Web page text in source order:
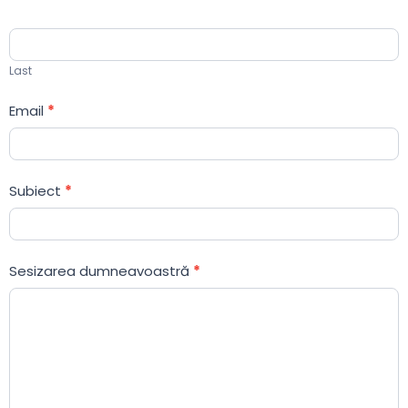
Last
Email *
Subiect *
Sesizarea dumneavoastră *